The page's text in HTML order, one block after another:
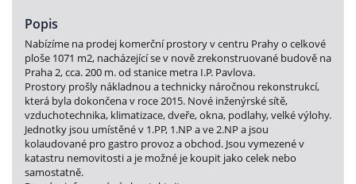
Popis
Nabízíme na prodej komerční prostory v centru Prahy o celkové
ploše 1071 m2, nacházející se v nově zrekonstruované budově na
Praha 2, cca. 200 m. od stanice metra I.P. Pavlova.
Prostory prošly nákladnou a technicky náročnou rekonstrukcí,
která byla dokončena v roce 2015. Nové inženýrské sítě,
vzduchotechnika, klimatizace, dveře, okna, podlahy, velké výlohy.
Jednotky jsou umístěné v 1.PP, 1.NP a ve 2.NP a jsou
kolaudované pro gastro provoz a obchod. Jsou vymezené v
katastru nemovitosti a je možné je koupit jako celek nebo
samostatně.